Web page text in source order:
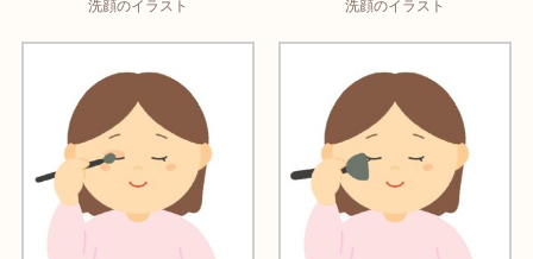
洗顔のイラスト 洗顔のイラスト